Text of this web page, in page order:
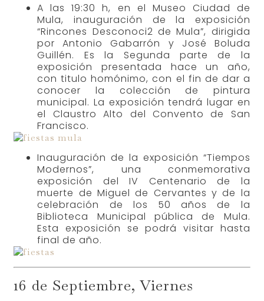
A las 19:30 h, en el Museo Ciudad de
Mula, inauguración de la exposición
“Rincones Desconoci2 de Mula”, dirigida
por Antonio Gabarrón y José Boluda
Guillén. Es la Segunda parte de la
exposición presentada hace un año,
con titulo homónimo, con el fin de dar a
conocer la colección de pintura
municipal. La exposición tendrá lugar en
el Claustro Alto del Convento de San
Francisco.
Inauguración de la exposición “Tiempos
Modernos”, una conmemorativa
exposición del IV Centenario de la
muerte de Miguel de Cervantes y de la
celebración de los 50 años de la
Biblioteca Municipal pública de Mula.
Esta exposición se podrá visitar hasta
final de año.
16 de Septiembre, Viernes